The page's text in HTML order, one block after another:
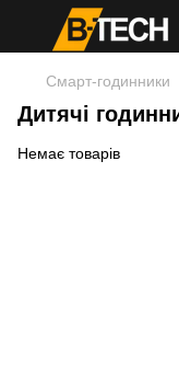
Смарт-годинники
Дитячі
Немає товарів